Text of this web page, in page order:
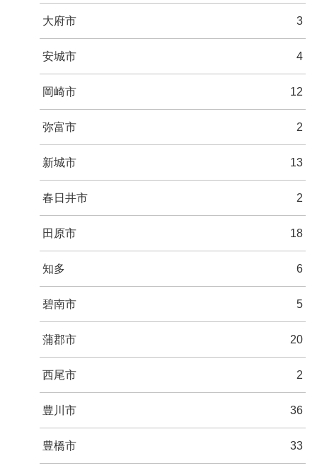
大府市 3
安城市 4
岡崎市 12
弥富市 2
新城市 13
春日井市 2
田原市 18
知多 6
碧南市 5
蒲郡市 20
西尾市 2
豊川市 36
豊橋市 33